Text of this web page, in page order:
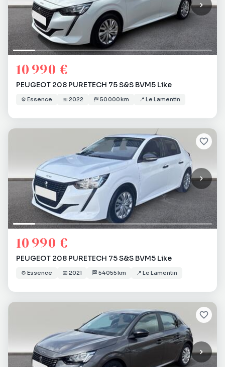
10 990 €
PEUGEOT 208 PURETECH 75 S&S BVM5 Like
⚙️ Essence 📅 2022 🏁 50 000 km 📍 Le Lamentin
10 990 €
PEUGEOT 208 PURETECH 75 S&S BVM5 Like
⚙️ Essence 📅 2021 🏁 54 055 km 📍 Le Lamentin